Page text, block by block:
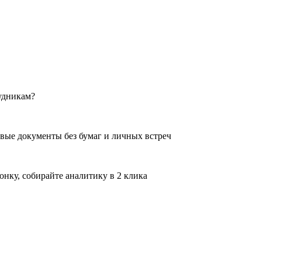
документы без бумаг и личных встреч
собирайте аналитику в 2 клика